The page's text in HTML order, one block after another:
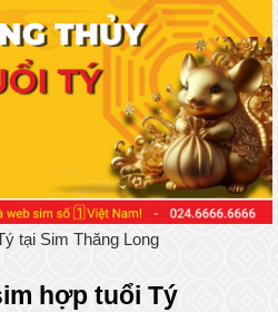
tại Sim Thăng Long
hợp tuổi Tý